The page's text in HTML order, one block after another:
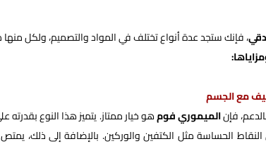
، فإنك ستجد عدة أنواع تختلف في المواد والتصميم، ولكل منها
فإنالميموري فومهو خيار ممتاز. يتميز هذا النوع
الحساسة مثل الكتفين والوركين. بالإضافة إلى ذلك، يمتص